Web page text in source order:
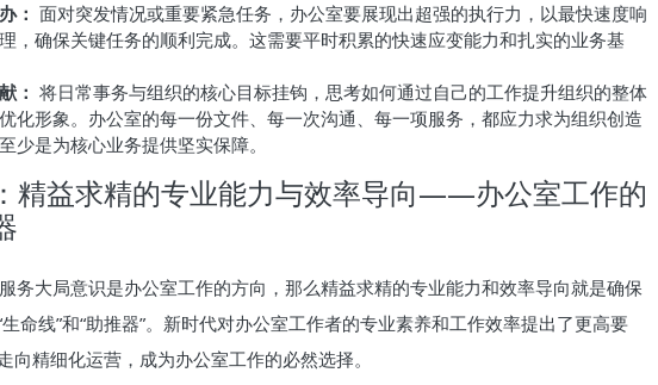
： 面对突发情况或重要紧急任务，办公室要展现出超强的执行力，以最快速度响
，确保关键任务的顺利完成。这需要平时积累的快速应变能力和扎实的业务基
： 将日常事务与组织的核心目标挂钩，思考如何通过自己的工作提升组织的整体
化形象。办公室的每一份文件、每一次沟通、每一项服务，都应力求为组织创造
少是为核心业务提供坚实保障。
精益求精的专业能力与效率导向——办公室工作的
务大局意识是办公室工作的方向，那么精益求精的专业能力和效率导向就是确保
命线”和“助推器”。新时代对办公室工作者的专业素养和工作效率提出了更高要
向精细化运营，成为办公室工作的必然选择。